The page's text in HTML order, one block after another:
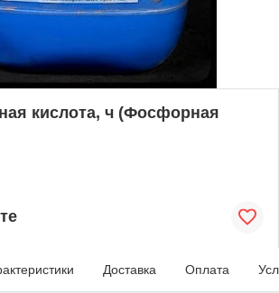
кислота, ч (Фосфорная
Доставка Оплата